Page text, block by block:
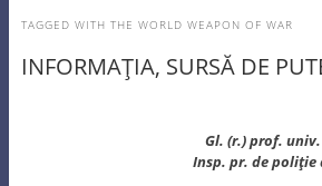
TAGGED WITH THE WORLD WEAPON OF WAR
INFORMAŢIA, SURSĂ DE
Gl. (r.) prof. univ.
Insp. pr. de poliţie